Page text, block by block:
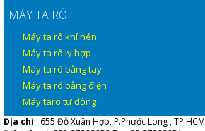
MÁY TA RÔ
Máy ta rô khí nén
Máy ta rô ly hợp
Máy ta rô bằng tay
Máy ta rô bằng điện
Máy taro tự động
Địa chỉ : 655 Đỗ Xuân Hợp, P.Phước Long , TP.HCM